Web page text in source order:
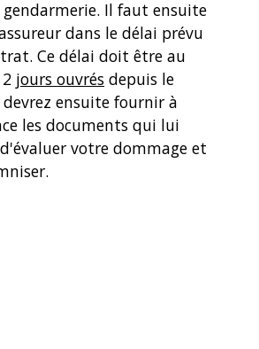
gendarmerie. Il faut ensuite
dans le délai prévu
Ce délai doit être au
jours ouvrés depuis le
ensuite fournir à
les documents qui lui
votre dommage et